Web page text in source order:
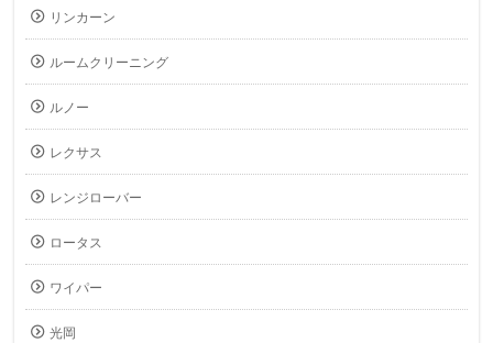
リンカーン
ルームクリーニング
ルノー
レクサス
レンジローバー
ロータス
ワイパー
光岡